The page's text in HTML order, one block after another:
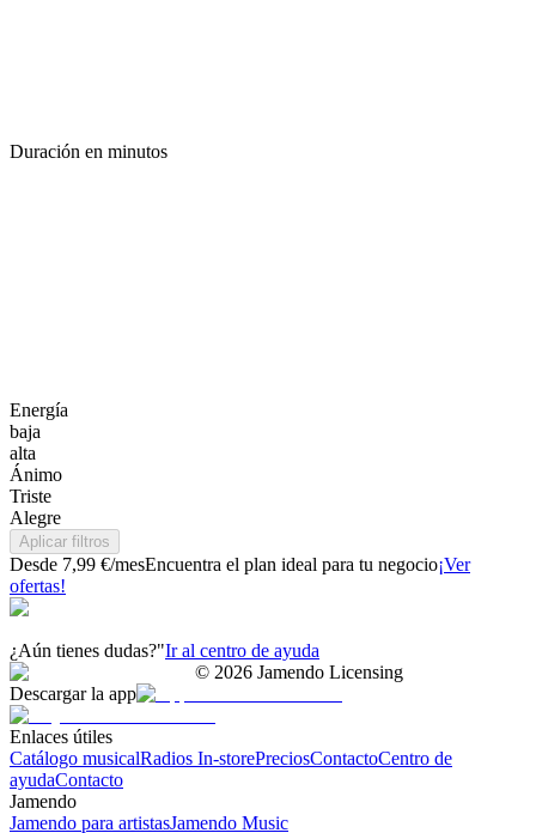
Duración en minutos
Energía
baja
alta
Ánimo
Triste
Alegre
Aplicar filtros
Desde 7,99 €/mesEncuentra el plan ideal para tu negocio¡Ver
ofertas!
¿Aún tienes dudas?"Ir al centro de ayuda
© 2026 Jamendo Licensing
Descargar la app
Enlaces útiles
Catálogo musicalRadios In-storePreciosContactoCentro de
ayudaContacto
Jamendo
Jamendo para artistasJamendo Music